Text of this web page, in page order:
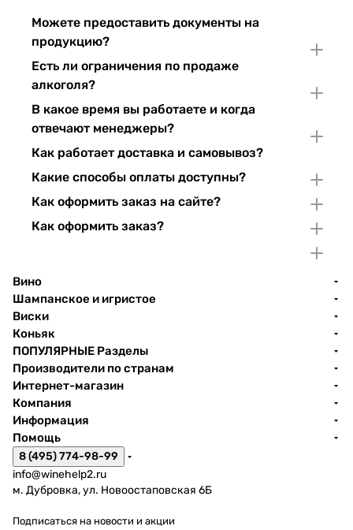
Можете предоставить документы на
продукцию?
Есть ли ограничения по продаже
алкоголя?
В какое время вы работаете и когда
отвечают менеджеры?
Как работает доставка и самовывоз?
Какие способы оплаты доступны?
Как оформить заказ на сайте?
Как оформить заказ?
Вино
Шампанское и игристое
Виски
Коньяк
ПОПУЛЯРНЫЕ Разделы
Производители по странам
Интернет-магазин
Компания
Информация
Помощь
8 (495) 774-98-99
info@winehelp2.ru
м. Дубровка, ул. Новоостаповская 6Б
Подписаться на новости и акции